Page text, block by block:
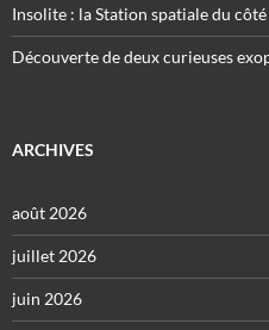
Insolite : la Station spatiale du
Découverte de deux curieuses
ARCHIVES
août 2026
juillet 2026
juin 2026